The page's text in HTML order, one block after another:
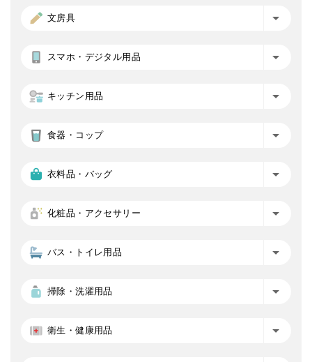
文房具
スマホ・デジタル用品
キッチン用品
食器・コップ
衣料品・バッグ
化粧品・アクセサリー
バス・トイレ用品
掃除・洗濯用品
衛生・健康用品